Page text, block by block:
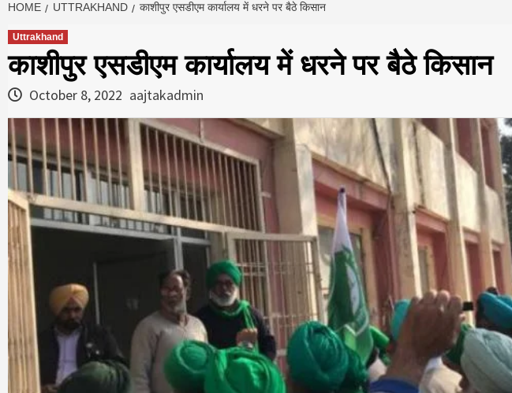
HOME UTTRAKHAND काशीपुर एसडीएम कार्यालय में धरने पर बैठे किसान
Uttrakhand
काशीपुर एसडीएम कार्यालय में धरने पर बैठे किसान
October 8, 2022 aajtakadmin